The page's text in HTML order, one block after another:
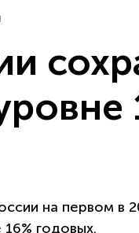
на первом в
годовых.